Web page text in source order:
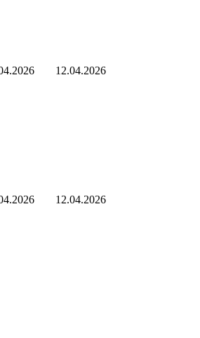
12.04.2026
12.04.2026